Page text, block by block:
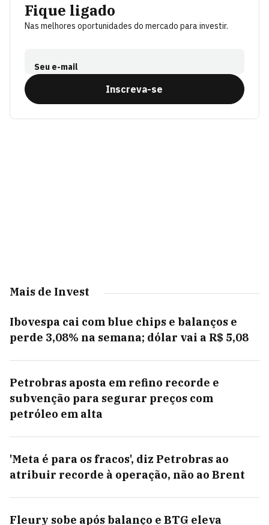
Fique ligado
Nas melhores oportunidades do mercado para investir.
Seu e-mail
Inscreva-se
Mais de Invest
Ibovespa cai com blue chips e balanços e
perde 3,08% na semana; dólar vai a R$ 5,08
Petrobras aposta em refino recorde e
subvenção para segurar preços com
petróleo em alta
'Meta é para os fracos', diz Petrobras ao
atribuir recorde à operação, não ao Brent
Fleury sobe após balanço e BTG eleva